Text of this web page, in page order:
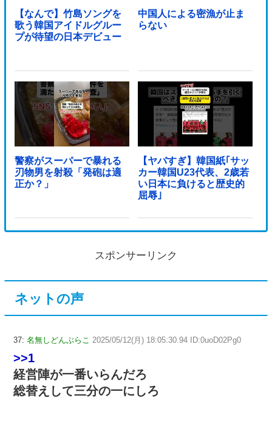
【なんで】竹島ソングを
歌う韓国アイドルグルー
プが待望の日本デビュー
中国人による密漁が止ま
らない
警察がスーパーで暴れる
刃物男を射殺「発砲は適
正か？」
【ヤバすぎ】韓国紙｢サッ
カー韓国U23代表、2歳若
い日本に負けると歴史的
屈辱｣
スポンサーリンク
ネットの声
37: 名無しどんぶらこ 2025/05/12(月) 18:05:30.94 ID:0uoD02Pg0
>>1
経営陣が一番いらんだろ
総替えして三分の一にしろ